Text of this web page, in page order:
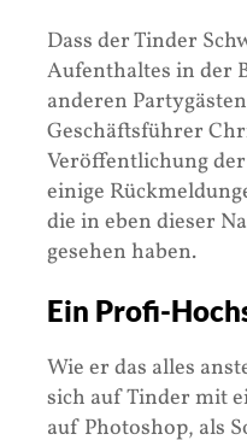
Dass der Tinder
Aufenthaltes in der
anderen
Geschäftsführer
Veröffentlichung
einige
die in eben dieser
gesehen haben.
Ein Profi-
Wie er das alles
sich auf Tinder mit
auf Photoshop, als